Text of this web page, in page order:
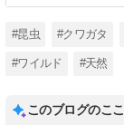
#昆虫 #クワガタ
#ワイルド #天然
このブログのこ